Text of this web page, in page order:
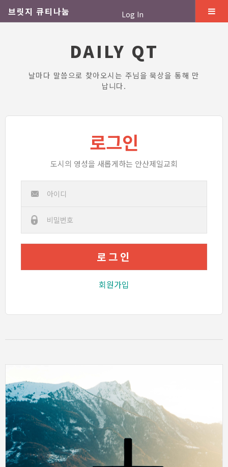
브릿지 큐티나눔 Log In
DAILY QT
날마다 말씀으로 찾아오시는 주님을 묵상을 통해 만
납니다.
로그인
도시의 영성을 새롭게하는 안산제일교회
로그인
회원가입